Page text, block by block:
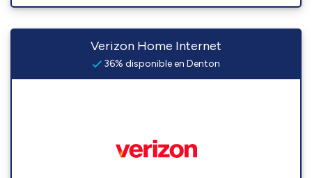
Verizon Home Internet
36% disponible en Denton